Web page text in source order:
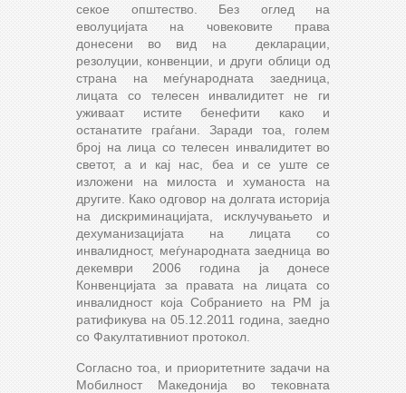
секое општество. Без оглед на
еволуцијата на човековите права
донесени во вид на декларации,
резолуции, конвенции, и други облици од
страна на меѓународната заедница,
лицата со телесен инвалидитет не ги
уживаат истите бенефити како и
останатите граѓани. Заради тоа, голем
број на лица со телесен инвалидитет во
светот, а и кај нас, беа и се уште се
изложени на милоста и хуманоста на
другите. Како одговор на долгата историја
на дискриминацијата, исклучувањето и
дехуманизацијата на лицата со
инвалидност, меѓународната заедница во
декември 2006 година ја донесе
Конвенцијата за правата на лицата со
инвалидност која Собранието на РМ ја
ратификува на 05.12.2011 година, заедно
со Факултативниот протокол.
Согласно тоа, и приоритетните задачи на
Мобилност Македонија во тековната